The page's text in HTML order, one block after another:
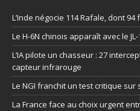
L’Inde négocie 114 Rafale, dont
Le H-6N chinois apparaît avec le
L’IA pilote un chasseur : 27
capteur infrarouge
Le NGI franchit un test critique
La France face au choix urgent